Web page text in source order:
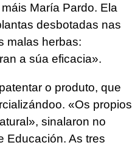
María Pardo. Ela
desbotadas nas
malas herbas:
a súa eficacia».
o produto, que
«Os propios
sinalaron no
Educación. As tres